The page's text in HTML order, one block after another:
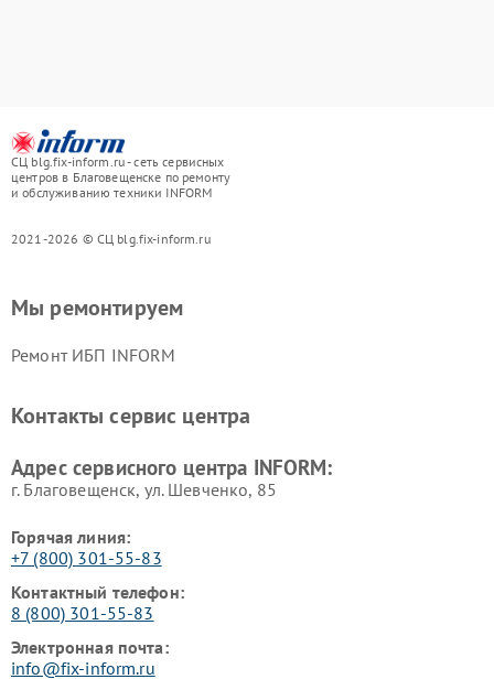
СЦ blg.fix-inform.ru - сеть сервисных
центров в Благовещенске по ремонту
и обслуживанию техники INFORM
2021-2026 © СЦ blg.fix-inform.ru
Мы ремонтируем
Ремонт ИБП INFORM
Контакты сервис центра
Адрес сервисного центра INFORM:
г. Благовещенск, ул. Шевченко, 85
Горячая линия:
+7 (800) 301-55-83
Контактный телефон:
8 (800) 301-55-83
Электронная почта:
info@fix-inform.ru